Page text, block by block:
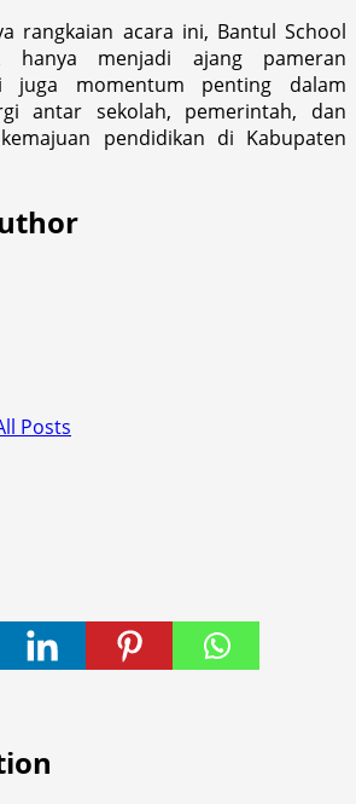
rangkaian acara ini, Bantul School
hanya menjadi ajang pameran
juga momentum penting dalam
antar sekolah, pemerintah, dan
pendidikan di Kabupaten
Posts